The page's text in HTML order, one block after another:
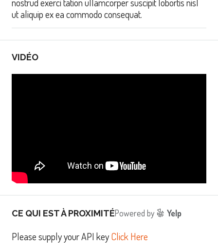
ut aliquip ex ea commodo consequat.
VIDÉO
CE QUI EST À PROXIMITÉPowered by Yelp
Please supply your API keyClick Here